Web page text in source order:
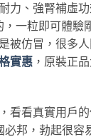
力、強腎補虛功
，一粒即可體驗
被仿冒，很多
實惠 ，原裝正
看看真實用戶的
必邦，勃起很容